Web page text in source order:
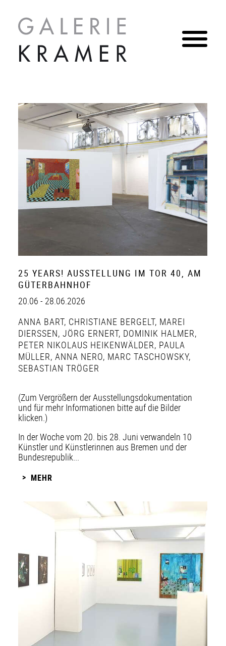
25 YEARS! AUSSTELLUNG IM TOR 40, AM
GÜTERBAHNHOF
20.06 - 28.06.2026
ANNA BART, CHRISTIANE BERGELT, MAREI
DIERSSEN , JÖRG ERNERT, DOMINIK HALMER,
PETER NIKOLAUS HEIKENWÄLDER, PAULA
MÜLLER, ANNA NERO, MARC TASCHOWSKY,
SEBASTIAN TRÖGER
(Zum Vergrößern der Ausstellungsdokumentation
und für mehr Informationen bitte auf die Bilder
klicken.)
In der Woche vom 20. bis 28. Juni verwandeln 10
Künstler und Künstlerinnen aus Bremen und der
Bundesrepublik...
MEHR